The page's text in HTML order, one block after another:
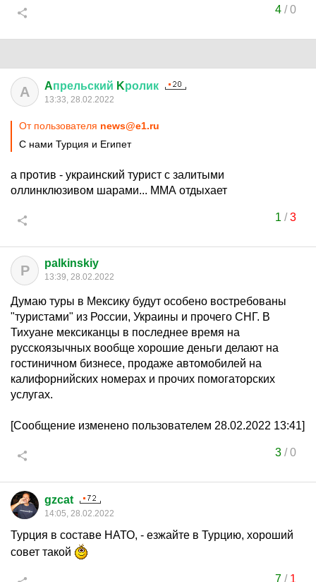
4/0
A Aпрельский Kролик
13:33, 28.02.2022
От пользователя news@e1.ru
С нами Турция и Египет
а против - украинский турист с залитыми
оллинклюзивом шарами... ММА отдыхает
1 /3
P palkinskiy
13:39, 28.02.2022
Думаю туры в Мексику будут особено востребованы
"туристами" из России, Украины и прочего СНГ. В
Тихуане мексиканцы в последнее время на
русскоязычных вообще хорошие деньги делают на
гостиничном бизнесе, продаже автомобилей на
калифорнийских номерах и прочих помогаторских
услугах.
[Сообщение изменено пользователем 28.02.2022 13:41]
3/0
gzcat
14:05, 28.02.2022
Турция в составе НАТО, - езжайте в Турцию, хороший
совет такой
7/ 1